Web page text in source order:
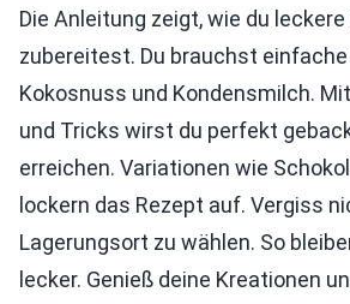
Die Anleitung zeigt, wie du
zubereitest. Du brauchst
Kokosnuss und Kondensmilch.
und Tricks wirst du perfekt
erreichen. Variationen wie
lockern das Rezept auf. Vergiss
Lagerungsort zu wählen. So
lecker. Genieß deine Kreationen